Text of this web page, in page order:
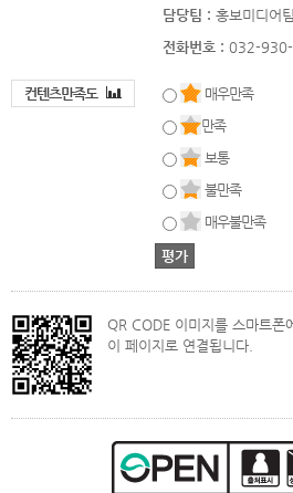
담당팀 : 홍보미디어팀
전화번호 : 032-
컨텐츠만족도
매우만족
만족
보통
불만족
매우불만족
QR CODE 이미지를 스마트폰
이 페이지로 연결됩니다.